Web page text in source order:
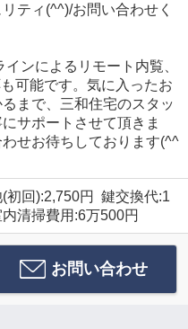
ティ(^^)/お問い合わせく
インによるリモート内覧、
可能です。気に入ったお
まで、三和住宅のスタッ
サポートさせて頂きま
せお待ちしております(^^
(初回):2,750円 鍵交換代:1
清掃費用:6万500円
お問い合わせ